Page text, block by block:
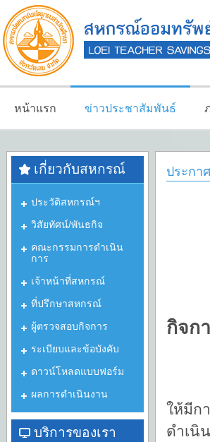
หน้าแรก ข่าวประชาสัมพันธ์
ประกา
กิจก
ตา
ให้มีก
ดำเนิ
เกี่ยวกับสหกรณ์
ประวัติสหกรณ์ฯ
วิสัยทัศน์/พันธกิจ
คณะกรรมการดำเนิน
การ
เจ้าหน้าที่สหกรณ์
ที่ปรึกษาสหกรณ์
ผู้ตรวจสอบกิจการ
ระเบียบและข้อบังคับ
ดาวน์โหลดแบบฟอร์ม
ผลการดำเนินงาน
บริการของเรา